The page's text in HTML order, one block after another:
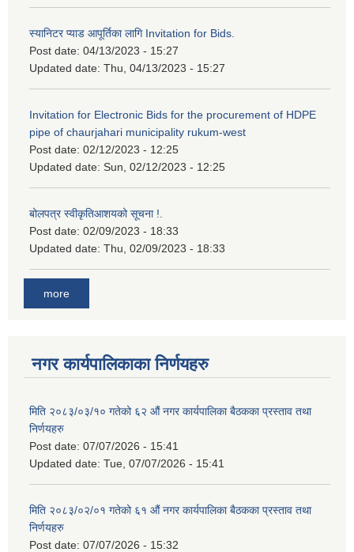
स्यानिटर प्याड आपूर्तिका लागि Invitation for Bids.
Post date: 04/13/2023 - 15:27
Updated date: Thu, 04/13/2023 - 15:27
Invitation for Electronic Bids for the procurement of HDPE
pipe of chaurjahari municipality rukum-west
Post date: 02/12/2023 - 12:25
Updated date: Sun, 02/12/2023 - 12:25
बोलपत्र स्वीकृतिआशयको सूचना !.
Post date: 02/09/2023 - 18:33
Updated date: Thu, 02/09/2023 - 18:33
more
नगर कार्यपालिकाका निर्णयहरु
मिति २०८३/०३/१० गतेको ६२ औं नगर कार्यपालिका बैठकका प्रस्ताव तथा
निर्णयहरु
Post date: 07/07/2026 - 15:41
Updated date: Tue, 07/07/2026 - 15:41
मिति २०८३/०२/०१ गतेको ६१ औं नगर कार्यपालिका बैठकका प्रस्ताव तथा
निर्णयहरु
Post date: 07/07/2026 - 15:32